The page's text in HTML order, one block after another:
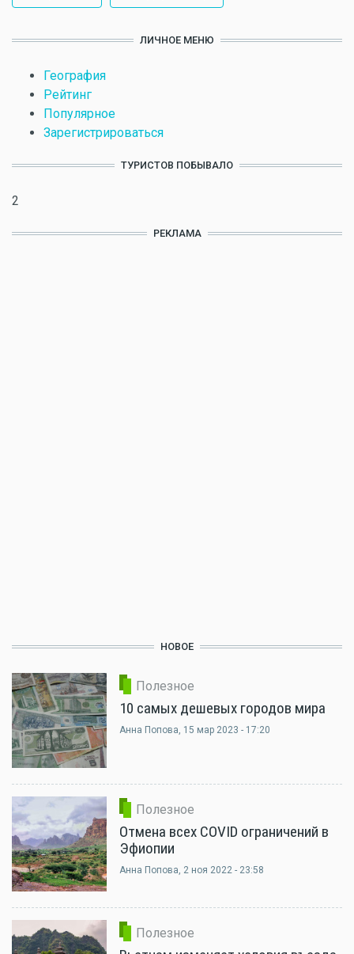
ЛИЧНОЕ МЕНЮ
География
Рейтинг
Популярное
Зарегистрироваться
ТУРИСТОВ ПОБЫВАЛО
2
РЕКЛАМА
НОВОЕ
Полезное
10 самых дешевых городов мира
Анна Попова, 15 мар 2023 - 17:20
Полезное
Отмена всех COVID ограничений в
Эфиопии
Анна Попова, 2 ноя 2022 - 23:58
Полезное